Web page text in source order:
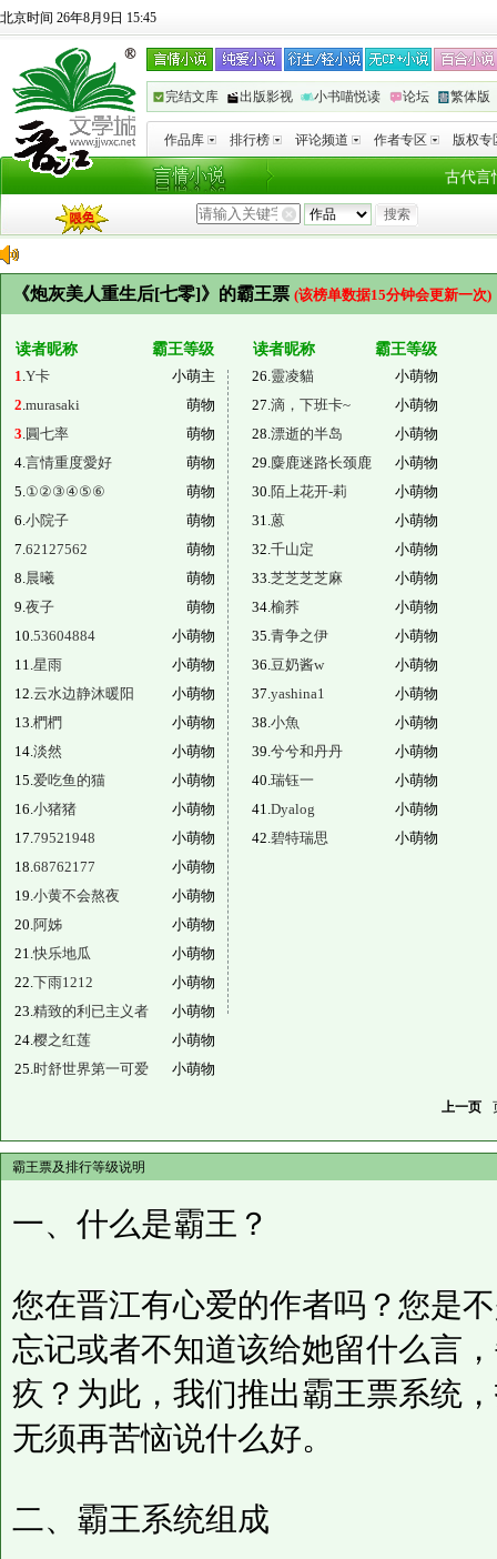
北京时间 26年8月9日 15:45
完结文库 出版影视 小书喵悦读 论坛 繁体版
作品库 排行榜 评论频道 作者专区 版权专
古代言
《炮灰美人重生后[七零]》的霸王票 (该榜单数据15分钟会更新一次)
读者昵称
霸王等级
1.Y卡
小萌主
2.murasaki
萌物
3.圓七率
萌物
4.言情重度愛好
萌物
5.①②③④⑤⑥
萌物
6.小院子
萌物
7.62127562
萌物
8.晨曦
萌物
9.夜子
萌物
10.53604884
小萌物
11.星雨
小萌物
12.云水边静沐暖阳
小萌物
13.椚椚
小萌物
14.淡然
小萌物
15.爱吃鱼的猫
小萌物
16.小猪猪
小萌物
17.79521948
小萌物
18.68762177
小萌物
19.小黄不会熬夜
小萌物
20.阿姊
小萌物
21.快乐地瓜
小萌物
22.下雨1212
小萌物
23.精致的利已主义者
小萌物
24.樱之红莲
小萌物
25.时舒世界第一可爱 小萌物
读者昵称
霸王等级
26.靈凌貓
小萌物
27.滴，下班卡~
小萌物
28.漂逝的半岛
小萌物
29.麋鹿迷路长颈鹿
小萌物
30.陌上花开-莉
小萌物
31.蒽
小萌物
32.千山定
小萌物
33.芝芝芝芝麻
小萌物
34.榆荞
小萌物
35.青争之伊
小萌物
36.豆奶酱w
小萌物
37.yashina1
小萌物
38.小魚
小萌物
39.兮兮和丹丹
小萌物
40.瑞钰一
小萌物
41.Dyalog
小萌物
42.碧特瑞思 小萌物
上一页
霸王票及排行等级说明
一、什么是霸王？
您在晋江有心爱的作者吗？您是
忘记或者不知道该给她留什么言
疚？为此，我们推出霸王票系统
无须再苦恼说什么好。
二、霸王系统组成